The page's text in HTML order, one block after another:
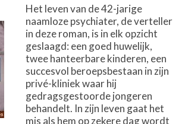
Het leven van de 42-jarige
naamloze psychiater, de verteller
in deze roman, is in elk opzicht
geslaagd: een goed huwelijk,
twee hanteerbare kinderen, een
succesvol beroepsbestaan in zijn
privé-kliniek waar hij
gedragsgestoorde jongeren
behandelt. In zijn leven gaat het
mis als hem op zekere dag wordt